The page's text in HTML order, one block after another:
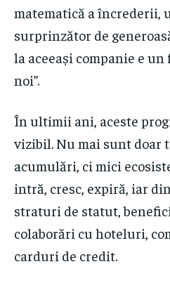
matematică a încrederii,
surprinzător de
la aceeași companie e un
noi”.
În ultimii ani, aceste
vizibil. Nu mai sunt doar
acumulări, ci mici
intră, cresc, expiră, iar
straturi de statut,
colaborări cu hoteluri,
carduri de credit.